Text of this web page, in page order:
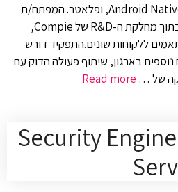
מתקדמות בטכנולוגיות Android Native, iOS, ופלאטר. המפתח/ת
יהיה/תהיה חלק מצוות מובייל בתוך מחלקת ה-R&D של Compie,
ללקוחות שונים.התפקיד דורש
בארגון, שיתוף פעולה הדוק עם
של … Read more
Security